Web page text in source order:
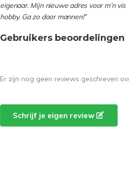
eigenaar. Mijn nieuwe adres voor m’n vis
hobby. Ga zo door mannen!”
Gebruikers beoordelingen
Er zijn nog geen reviews geschreven
Schrijf je eigen review